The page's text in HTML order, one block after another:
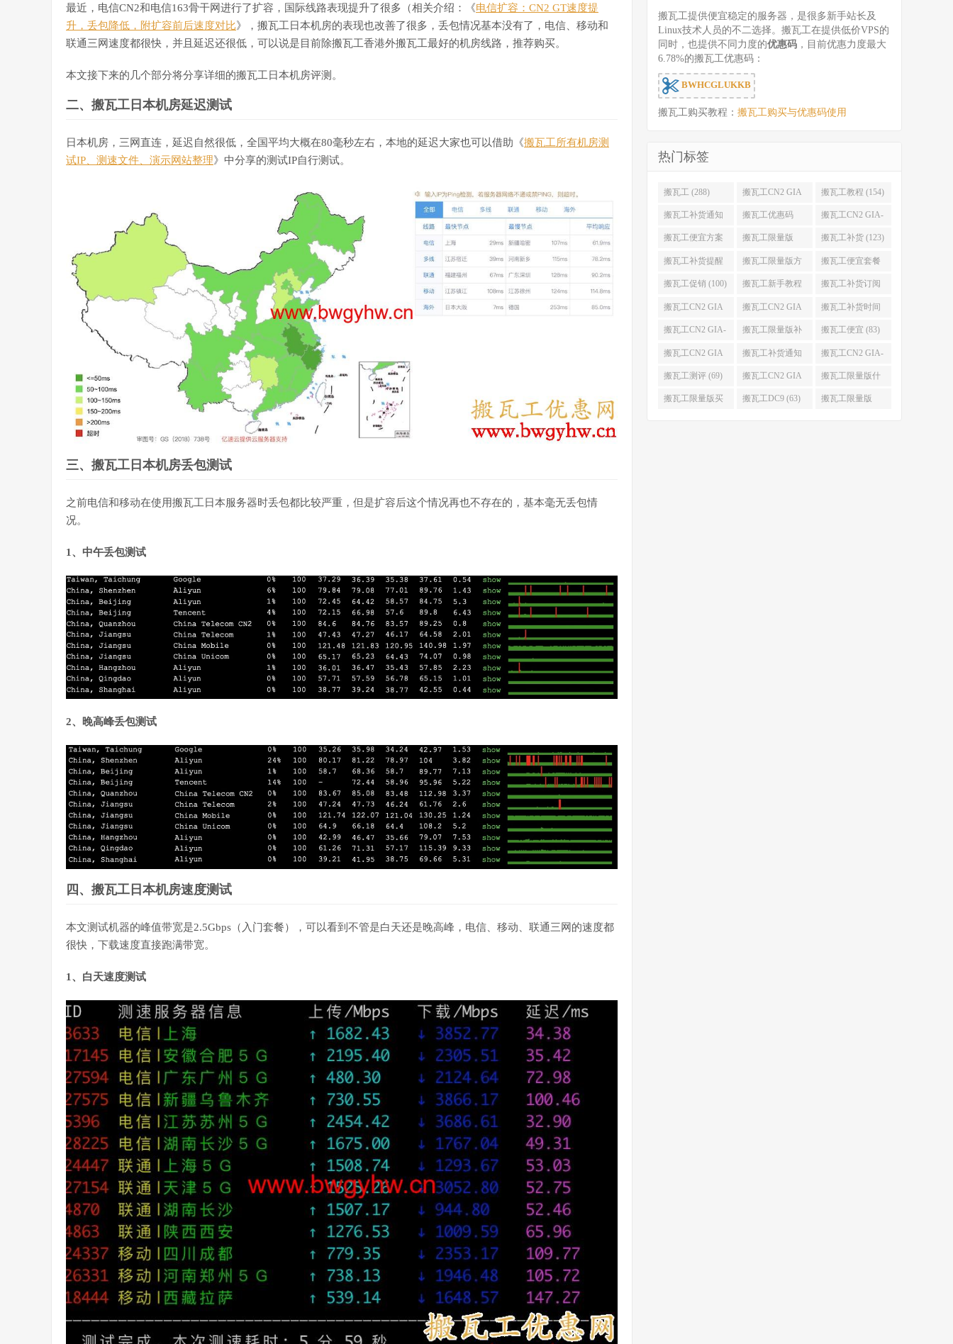
最近，电信CN2和电信163骨干网进行了扩容，国际线路表现提升了很多（相关介绍：《电信扩容：CN2 GT速度提
升，丢包降低，附扩容前后速度对比》，搬瓦工日本机房的表现也改善了很多，丢包情况基本没有了，电信、移动和
联通三网速度都很快，并且延迟还很低，可以说是目前除搬瓦工香港外搬瓦工最好的机房线路，推荐购买。
本文接下来的几个部分将分享详细的搬瓦工日本机房评测。
二、搬瓦工日本机房延迟测试
日本机房，三网直连，延迟自然很低，全国平均大概在80毫秒左右，本地的延迟大家也可以借助《搬瓦工所有机房测
试IP、测速文件、演示网站整理》中分享的测试IP自行测试。
三、搬瓦工日本机房丢包测试
之前电信和移动在使用搬瓦工日本服务器时丢包都比较严重，但是扩容后这个情况再也不存在的，基本毫无丢包情
况。
1、中午丢包测试
2、晚高峰丢包测试
四、搬瓦工日本机房速度测试
本文测试机器的峰值带宽是2.5Gbps（入门套餐），可以看到不管是白天还是晚高峰，电信、移动、联通三网的速度都
很快，下载速度直接跑满带宽。
1、白天速度测试
搬瓦工提供便宜稳定的服务器，是很多新手站长及
Linux技术人员的不二选择。搬瓦工在提供低价VPS的
同时，也提供不同力度的优惠码 ，目前优惠力度最大
6.78%的搬瓦工优惠码：
BWHCGLUKKB
搬瓦工购买教程： 搬瓦工购买与优惠码使用
热门标签
搬瓦工 (288) 搬瓦工CN2 GIA
(176)
搬瓦工教程 (154)
搬瓦工补货通知
(132)
搬瓦工优惠码
(131)
搬瓦工CN2 GIA-
E (130)
搬瓦工便宜方案
(128)
搬瓦工限量版
(126)
搬瓦工补货 (123)
搬瓦工补货提醒
(106)
搬瓦工限量版方
案 (106)
搬瓦工便宜套餐
(103)
搬瓦工促销 (100) 搬瓦工新手教程
(98)
搬瓦工补货订阅
(98)
搬瓦工CN2 GIA
便宜方案 (92)
搬瓦工CN2 GIA
限量版 (90)
搬瓦工补货时间
(89)
搬瓦工CN2 GIA-
E限量版 (84)
搬瓦工限量版补
货 (84)
搬瓦工便宜 (83)
搬瓦工CN2 GIA
优惠 (82)
搬瓦工补货通知
QQ群 (76)
搬瓦工CN2 GIA-
E便宜套餐 (76)
搬瓦工测评 (69) 搬瓦工CN2 GIA
限量版补货 (67)
搬瓦工限量版什
么时候补货 (67)
搬瓦工限量版买 搬瓦工DC9 (63) 搬瓦工限量版